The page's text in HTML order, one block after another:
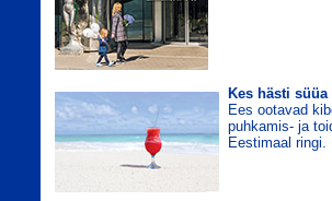
Kes hästi
Ees ootavad
puhkamis- ja
Eestimaal